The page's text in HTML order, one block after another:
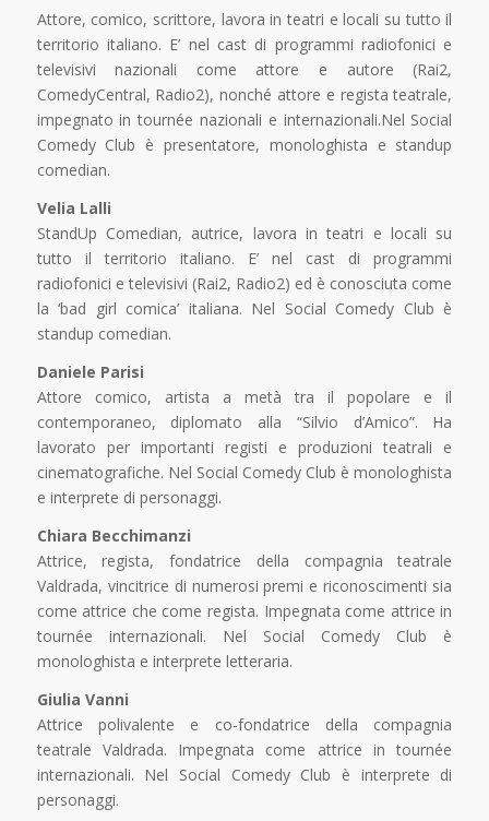
Attore, comico, scrittore, lavora in teatri e locali su tutto il
territorio italiano. E’ nel cast di programmi radiofonici e
televisivi nazionali come attore e autore (Rai2,
ComedyCentral, Radio2), nonché attore e regista teatrale,
impegnato in tournée nazionali e internazionali.Nel Social
Comedy Club è presentatore, monologhista e standup
comedian.
Velia Lalli
StandUp Comedian, autrice, lavora in teatri e locali su
tutto il territorio italiano. E’ nel cast di programmi
radiofonici e televisivi (Rai2, Radio2) ed è conosciuta come
la ‘bad girl comica’ italiana. Nel Social Comedy Club è
standup comedian.
Daniele Parisi
Attore comico, artista a metà tra il popolare e il
contemporaneo, diplomato alla “Silvio d’Amico”. Ha
lavorato per importanti registi e produzioni teatrali e
cinematografiche. Nel Social Comedy Club è monologhista
e interprete di personaggi.
Chiara Becchimanzi
Attrice, regista, fondatrice della compagnia teatrale
Valdrada, vincitrice di numerosi premi e riconoscimenti sia
come attrice che come regista. Impegnata come attrice in
tournée internazionali. Nel Social Comedy Club è
monologhista e interprete letteraria.
Giulia Vanni
Attrice polivalente e co-fondatrice della compagnia
teatrale Valdrada. Impegnata come attrice in tournée
internazionali. Nel Social Comedy Club è interprete di
personaggi.